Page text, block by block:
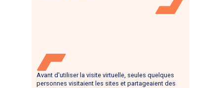
Avant d'utiliser la visite virtuelle, seules quelques
personnes visitaient les sites et partageaient des